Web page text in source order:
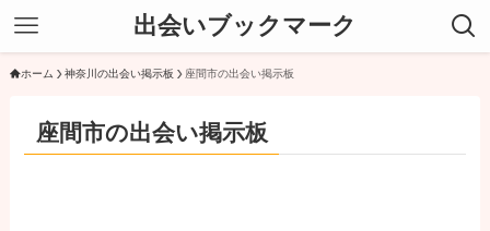
出会いブックマーク
ホーム 神奈川の出会い掲示板 座間市の出会い掲示板
座間市の出会い掲示板